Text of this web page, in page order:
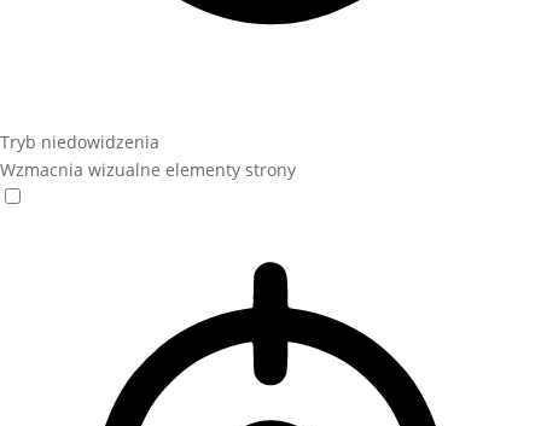
Tryb niedowidzenia
Wzmacnia wizualne elementy strony